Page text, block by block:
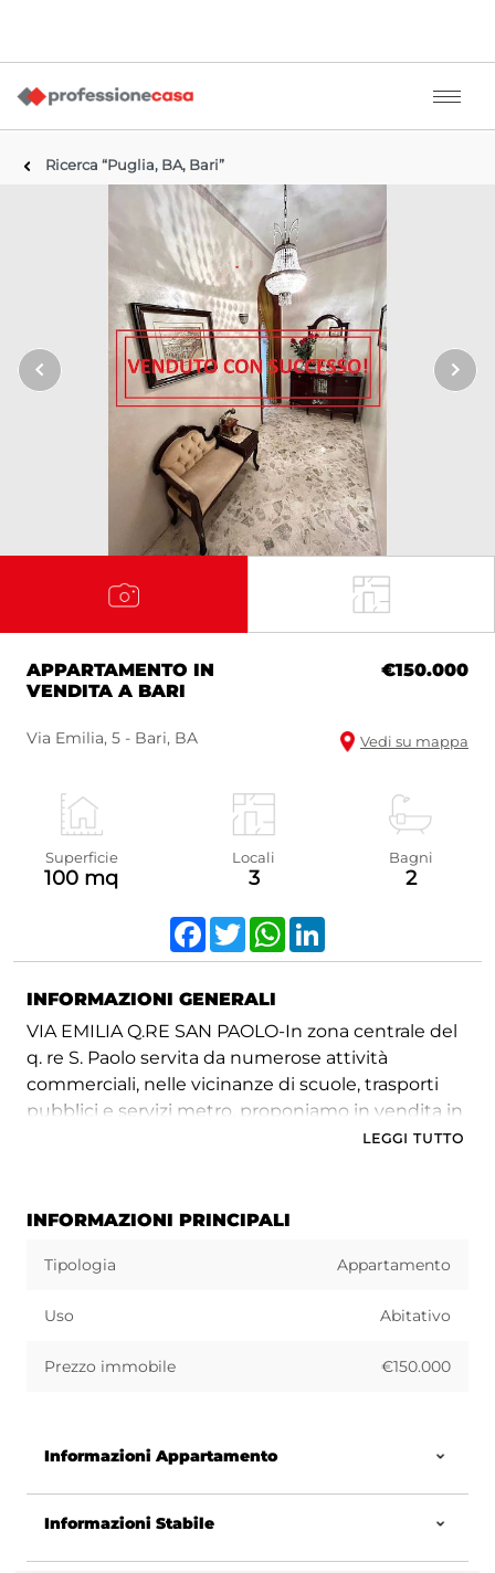
Ricerca “Puglia, BA, Bari”
APPARTAMENTO IN
VENDITA A BARI
€150.000
Via Emilia, 5 - Bari, BA Vedi su mappa
Superficie
100 mq
Locali
3
Bagni
2
Facebook
TwitterWhatsApp
INFORMAZIONI GENERALI
VIA EMILIA Q.RE SAN PAOLO-In zona centrale del
q. re S. Paolo servita da numerose attività
commerciali, nelle vicinanze di scuole, trasporti
pubblici e servizi metro, proponiamo in vendita in
stabile con ascensore, ampio e luminoso trivani
L'immobile è composto da: ingresso con
balcone con affaccio interno con doppio servizio e
con ampio balcone esterno, ripostiglio e bagno
termoautonomo e dispone di ampia metratura
Per informazioni tel. 0805375499 oppure
LEGGI TUTTO
INFORMAZIONI PRINCIPALI
Tipologia Appartamento
Uso Abitativo
Prezzo immobile €150.000
Informazioni Appartamento
Informazioni Stabile